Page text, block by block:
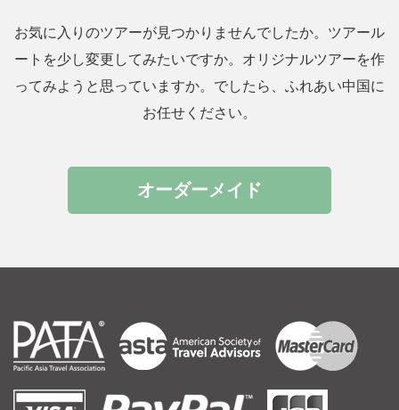
お気に入りのツアーが見つかりませんでしたか。ツアール
ートを少し変更してみたいですか。オリジナルツアーを作
ってみようと思っていますか。でしたら、ふれあい中国に
お任せください。
オーダーメイド